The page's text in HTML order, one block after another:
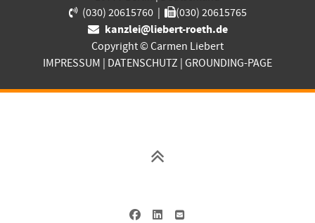
(030) 20615760|
(030) 20615765
kanzlei@liebert-roeth.de
Copyright © Carmen Liebert
IMPRESSUM
DATENSCHUTZ GROUNDING-PAGE